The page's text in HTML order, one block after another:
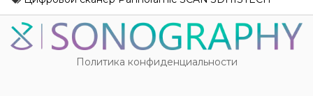
Политика конфиденциальности